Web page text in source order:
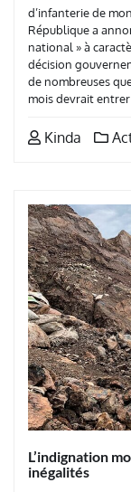
d’infanterie de
République a
national » à
décision
de nombreuses
mois devrait
Kinda
L’indignation
inégalités